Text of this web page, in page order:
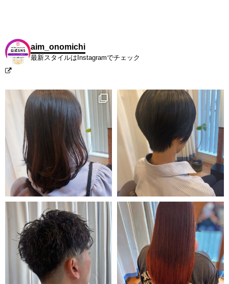
aim_onomichi
最新スタイルはInstagramでチェック